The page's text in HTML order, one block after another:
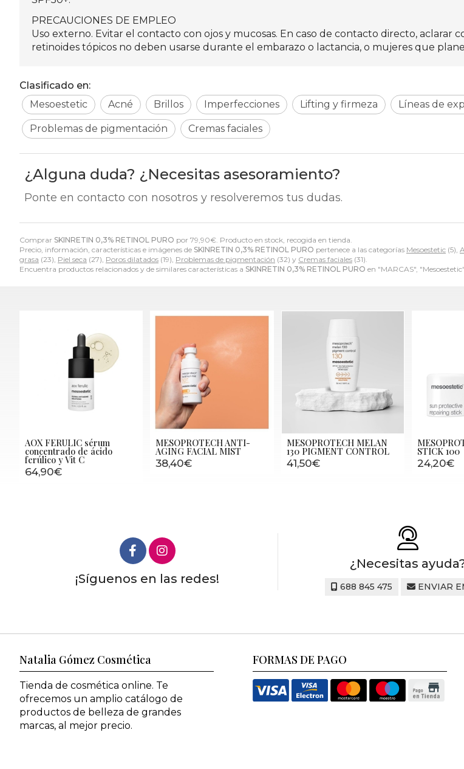
Comprar SKINRETIN 0,3% RETINOL PURO por 79,90€. Producto en stock, recogida en tienda.
Precio, información, características e imágenes de SKINRETIN 0,3% RETINOL PURO pertenece a las categorías Mesoestetic (5),
grasa (23), Piel seca (27), Poros dilatados (19), Problemas de pigmentación (32) y Cremas faciales (31).
Encuentra productos relacionados y de similares características a SKINRETIN 0,3% RETINOL PURO en "MARCAS",
PRECAUCIONES DE EMPLEO
Uso externo. Evitar el contacto con ojos y mucosas. En caso de contacto directo,
retinoides tópicos no deben usarse durante el embarazo o lactancia, o mujeres que
Clasificado en:
Mesoestetic
Acné Brillos Imperfecciones Lifting y firmeza Líneas de
Problemas de pigmentación Cremas faciales
¿Alguna duda? ¿Necesitas asesoramiento?
Ponte en contacto con nosotros y resolveremos tus dudas.
AOX FERULIC sérum
concentrado de ácido
ferúlico y Vit C
64,90€
MESOPROTECH ANTI-
AGING FACIAL MIST
38,40€
MESOPROTECH MELAN
130 PIGMENT CONTROL
41,50€
STICK 100
24,20€
¡Síguenos en las redes!
¿Necesitas
688 845 475 ENVIAR
Natalia Gómez Cosmética
Tienda de cosmética online. Te
ofrecemos un amplio catálogo de
productos de belleza de grandes
marcas, al mejor precio.
FORMAS DE PAGO